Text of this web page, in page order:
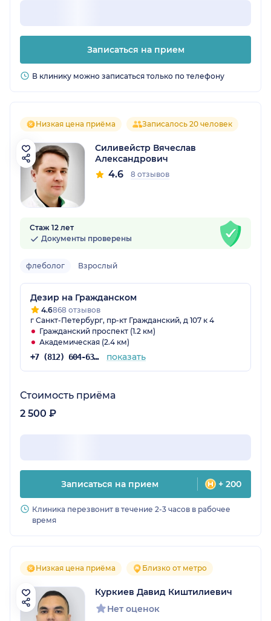
Записаться на прием
В клинику можно записаться только по телефону
Низкая цена приёма Записалось 20 человек
Силивейстр Вячеслав
Александрович
4.6 8 отзывов
Стаж 12 лет
Документы проверены
флеболог Взрослый
Дезир на Гражданском
4.6868 отзывов
г Санкт-Петербург, пр-кт Гражданский, д 107 к 4
Гражданский проспект (1.2 км)
Академическая (2.4 км)
+7 (812) 604-63-57 показать
Стоимость приёма
2 500 ₽
Записаться на прием + 200
Клиника перезвонит в течение 2-3 часов в рабочее
время
Низкая цена приёма Близко от метро
Куркиев Давид Киштилиевич
Нет оценок